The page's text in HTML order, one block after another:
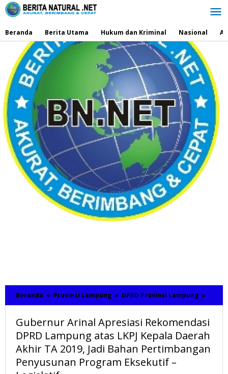
Lewati
ke
Beranda
Berita Utama Hukum dan Kriminal Nasional
Beranda » Provinsi Lampung » DPRD Provinsi Lampung »
Arinal
DPRD
atas
Gubernur Arinal Apresiasi Rekomendasi
DPRD Lampung atas LKPJ Kepala Daerah
Akhir TA 2019, Jadi Bahan Pertimbangan
Penyusunan Program Eksekutif –